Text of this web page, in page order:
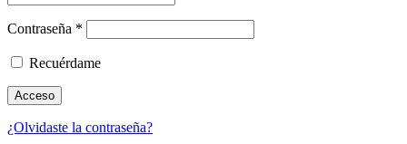
Contraseña *
Recuérdame
Acceso
¿Olvidaste la contraseña?